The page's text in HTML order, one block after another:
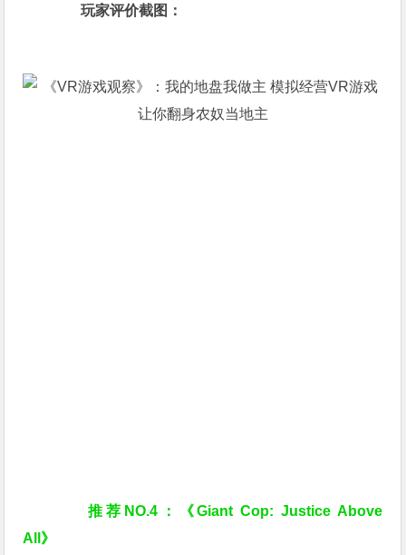
玩家评价截图：
推荐NO.4：《Giant Cop: Justice Above
All》